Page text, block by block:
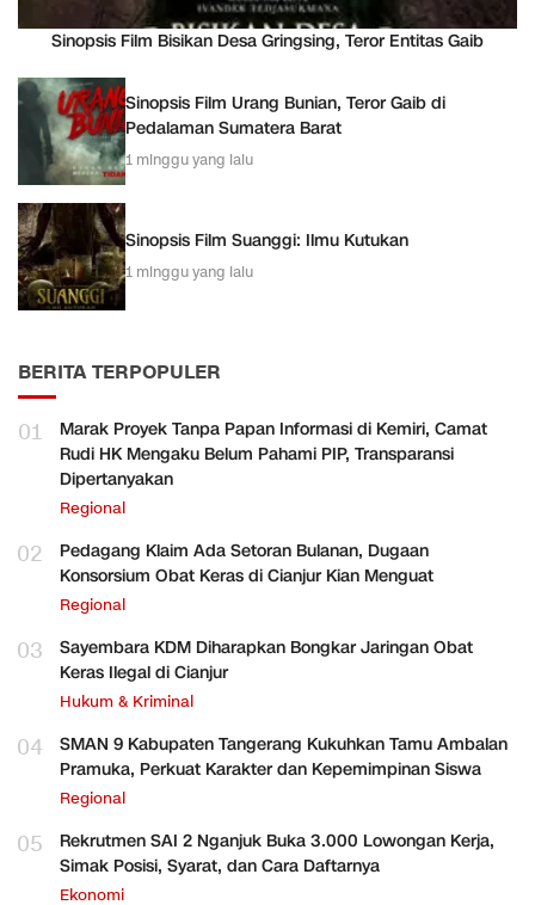
Sinopsis Film Bisikan Desa Gringsing, Teror Entitas Gaib
Sinopsis Film Urang Bunian, Teror Gaib di
Pedalaman Sumatera Barat
1 minggu yang lalu
Sinopsis Film Suanggi: Ilmu Kutukan
1 minggu yang lalu
BERITA TERPOPULER
01
Marak Proyek Tanpa Papan Informasi di Kemiri, Camat
Rudi HK Mengaku Belum Pahami PIP, Transparansi
Dipertanyakan
Regional
02
Pedagang Klaim Ada Setoran Bulanan, Dugaan
Konsorsium Obat Keras di Cianjur Kian Menguat
Regional
03
Sayembara KDM Diharapkan Bongkar Jaringan Obat
Keras Ilegal di Cianjur
Hukum & Kriminal
04
SMAN 9 Kabupaten Tangerang Kukuhkan Tamu Ambalan
Pramuka, Perkuat Karakter dan Kepemimpinan Siswa
Regional
05
Rekrutmen SAI 2 Nganjuk Buka 3.000 Lowongan Kerja,
Simak Posisi, Syarat, dan Cara Daftarnya
Ekonomi